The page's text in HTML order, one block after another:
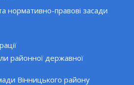
нормативно-правові засади
районної державної
Вінницького району